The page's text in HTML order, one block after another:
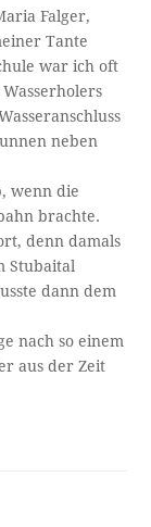
Falger,
Tante
war ich oft
neben
wenn die
brachte.
denn damals
Stubaital
dann dem
nach so einem
aus der Zeit